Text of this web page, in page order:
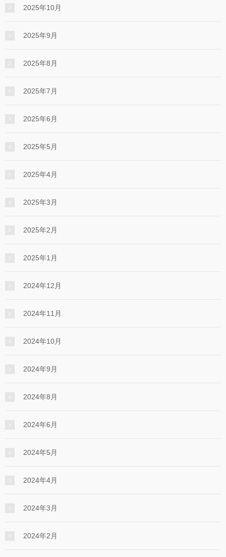
2025年10月
2025年9月
2025年8月
2025年7月
2025年6月
2025年5月
2025年4月
2025年3月
2025年2月
2025年1月
2024年12月
2024年11月
2024年10月
2024年9月
2024年8月
2024年6月
2024年5月
2024年4月
2024年3月
2024年2月